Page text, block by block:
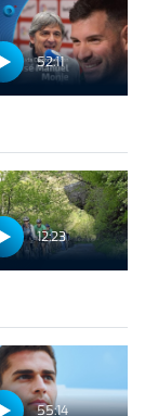
52:11
12:23
55:14